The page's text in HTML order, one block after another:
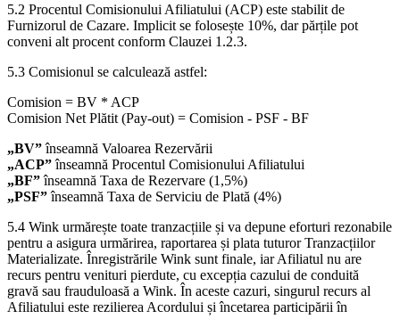
5.2 Procentul Comisionului Afiliatului (ACP) este stabilit de
Furnizorul de Cazare. Implicit se folosește 10%, dar părțile pot
conveni alt procent conform Clauzei 1.2.3.
5.3 Comisionul se calculează astfel:
Comision = BV * ACP
Comision Net Plătit (Pay-out) = Comision - PSF - BF
„BV”înseamnă Valoarea Rezervării
„ACP”înseamnă Procentul Comisionului Afiliatului
„BF”înseamnă Taxa de Rezervare (1,5%)
„PSF”înseamnă Taxa de Serviciu de Plată (4%)
5.4 Wink urmărește toate tranzacțiile și va depune eforturi rezonabile
pentru a asigura urmărirea, raportarea și plata tuturor Tranzacțiilor
Materializate. Înregistrările Wink sunt finale, iar Afiliatul nu are
recurs pentru venituri pierdute, cu excepția cazului de conduită
gravă sau frauduloasă a Wink. În aceste cazuri, singurul recurs al
Afiliatului este rezilierea Acordului și încetarea participării în